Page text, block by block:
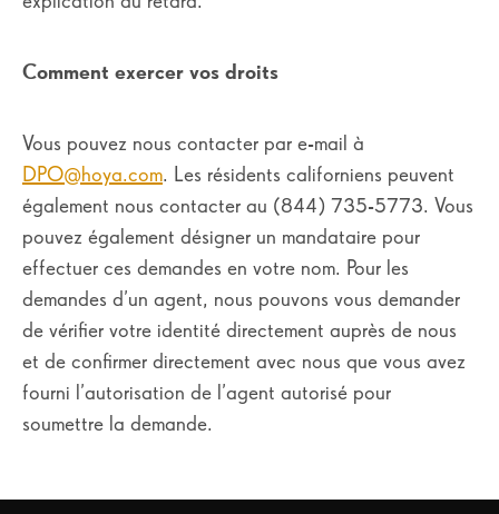
Comment exercer vos droits
Vous pouvez nous contacter par e-mail à
DPO@hoya.com. Les résidents californiens peuvent
également nous contacter au (844) 735-5773. Vous
pouvez également désigner un mandataire pour
effectuer ces demandes en votre nom. Pour les
demandes d’un agent, nous pouvons vous demander
de vérifier votre identité directement auprès de nous
et de confirmer directement avec nous que vous avez
fourni l’autorisation de l’agent autorisé pour
soumettre la demande.